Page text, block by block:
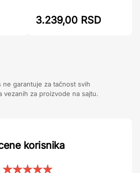
3.239,00 RSD
ne garantuje za tačnost svih
vezanih za proizvode na sajtu.
korisnika